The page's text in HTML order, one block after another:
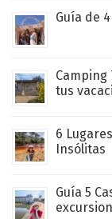
Guía de
Camping
tus
6
Insólitas
Guía 5